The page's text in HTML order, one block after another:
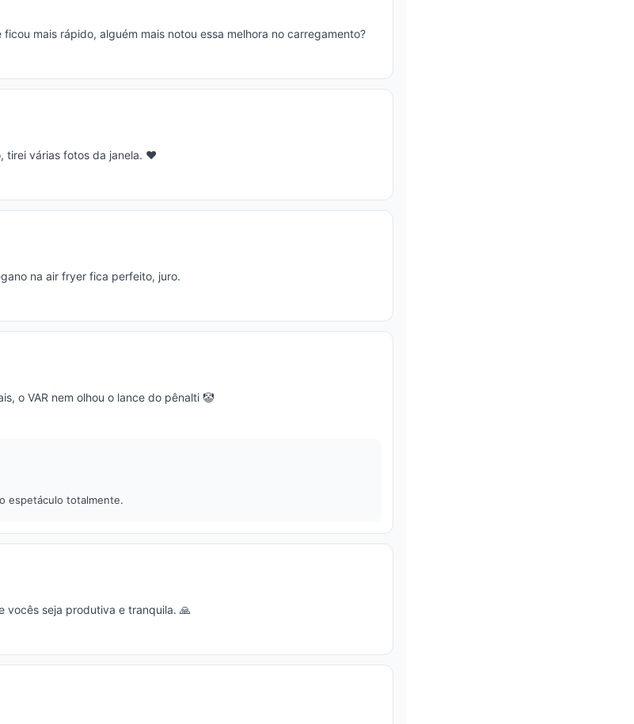
mais rápido, alguém mais notou essa melhora no carregamento?
tirei várias fotos da janela. ❤️
na air fryer fica perfeito, juro.
o VAR nem olhou o lance do pênalti 🤡
espetáculo totalmente.
vocês seja produtiva e tranquila. 🙏